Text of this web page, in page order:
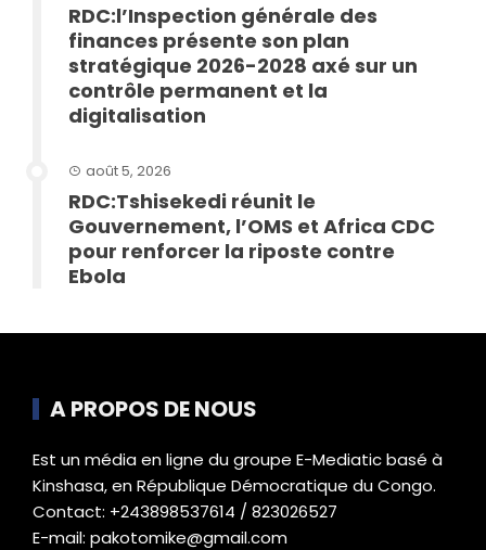
RDC:l’Inspection générale des
finances présente son plan
stratégique 2026-2028 axé sur un
contrôle permanent et la
digitalisation
août 5, 2026
RDC:Tshisekedi réunit le
Gouvernement, l’OMS et Africa CDC
pour renforcer la riposte contre
Ebola
A PROPOS DE NOUS
Est un média en ligne du groupe E-Mediatic basé à
Kinshasa, en République Démocratique du Congo.
Contact: +243898537614 / 823026527
E-mail: pakotomike@gmail.com